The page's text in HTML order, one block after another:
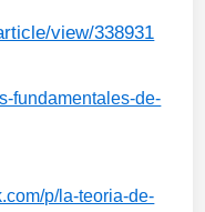
view/338931
fundamentales-de-
p/la-teoria-de-